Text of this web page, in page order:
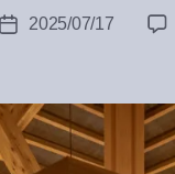
Post2025/07/17